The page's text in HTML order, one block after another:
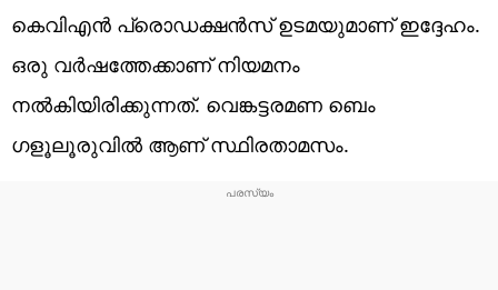
കെവിഎൻ പ്രൊഡക്ഷൻസ് ഉടമയുമാണ് ഇദ്ദേഹം.
ഒരു വർഷത്തേക്കാണ് നിയമനം
നൽകിയിരിക്കുന്നത്. വെങ്കട്ടരമണ ബെം​
ഗളൂലൂരുവിൽ ആണ് സ്ഥിരതാമസം.